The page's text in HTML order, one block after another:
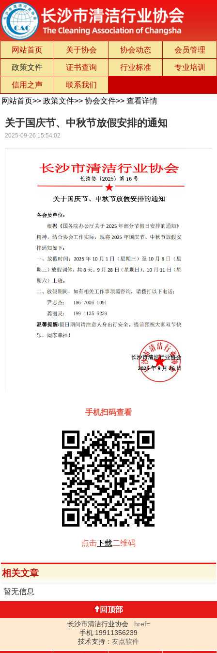
网站首页 关于协会 协会动态 会员管理
政策文件 证书查询 行业标准 专业培训
信用之声
联系我们
网站首页>> 政策文件>> 协会文件>> 查看详情
关于国庆节、中秋节放假安排的通知
2025-09-26 15:54:02
手机扫码查看
点击下载二维码
相关文章
暂无信息
回顶部
长沙市清洁行业协会 href=
手机:19911356239
技术支持： 友点软件